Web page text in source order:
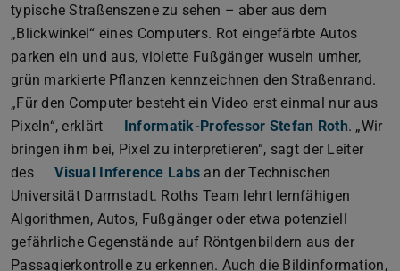
typische Straßenszene zu sehen – aber aus dem
„Blickwinkel“ eines Computers. Rot eingefärbte Autos
parken ein und aus, violette Fußgänger wuseln umher,
grün markierte Pflanzen kennzeichnen den Straßenrand.
„Für den Computer besteht ein Video erst einmal nur aus
Pixeln“, erklärt
Informatik-Professor Stefan Roth. „Wir
bringen ihm bei, Pixel zu interpretieren“, sagt der Leiter
des
Visual Inference Labs an der Technischen
Universität Darmstadt. Roths Team lehrt lernfähigen
Algorithmen, Autos, Fußgänger oder etwa potenziell
gefährliche Gegenstände auf Röntgenbildern aus der
Passagierkontrolle zu erkennen. Auch die Bildinformation,